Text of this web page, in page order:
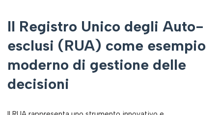
Il Registro Unico degli Auto-
esclusi (RUA) come esempio
moderno di gestione delle
decisioni